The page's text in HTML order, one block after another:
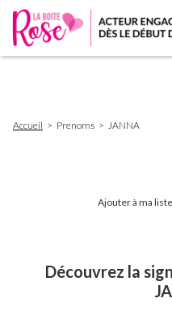
d'Ariane
Accueil Prenoms JANNA
Ajouter à ma liste
Découvrez la